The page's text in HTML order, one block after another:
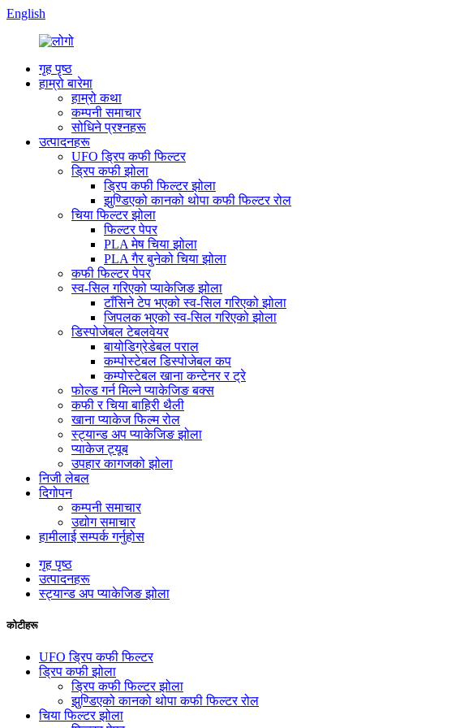
English
गृह पृष्ठ
हाम्रो बारेमा
हाम्रो कथा
कम्पनी समाचार
सोधिने प्रश्नहरू
उत्पादनहरू
UFO ड्रिप कफी फिल्टर
ड्रिप कफी झोला
ड्रिप कफी फिल्टर झोला
झुण्डिएको कानको थोपा कफी फिल्टर रोल
चिया फिल्टर झोला
फिल्टर पेपर
PLA मेष चिया झोला
PLA गैर बुनेको चिया झोला
कफी फिल्टर पेपर
स्व-सिल गरिएको प्याकेजिङ झोला
टाँसिने टेप भएको स्व-सिल गरिएको झोला
जिपलक भएको स्व-सिल गरिएको झोला
डिस्पोजेबल टेबलवेयर
बायोडिग्रेडेबल पराल
कम्पोस्टेबल डिस्पोजेबल कप
कम्पोस्टेबल खाना कन्टेनर र ट्रे
फोल्ड गर्न मिल्ने प्याकेजिङ बक्स
कफी र चिया बाहिरी थैली
खाना प्याकेज फिल्म रोल
स्ट्यान्ड अप प्याकेजिङ झोला
प्याकेज ट्यूब
उपहार कागजको झोला
निजी लेबल
दिगोपन
कम्पनी समाचार
उद्योग समाचार
हामीलाई सम्पर्क गर्नुहोस
गृह पृष्ठ
उत्पादनहरू
स्ट्यान्ड अप प्याकेजिङ झोला
कोटीहरू
UFO ड्रिप कफी फिल्टर
ड्रिप कफी झोला
ड्रिप कफी फिल्टर झोला
झुण्डिएको कानको थोपा कफी फिल्टर रोल
चिया फिल्टर झोला